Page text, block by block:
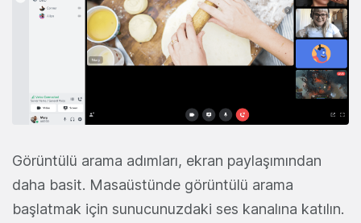
Görüntülü arama adımları, ekran paylaşımından
daha basit. Masaüstünde görüntülü arama
başlatmak için sunucunuzdaki ses kanalına katılın.